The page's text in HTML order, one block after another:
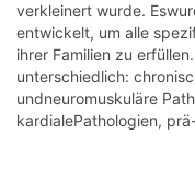
verkleinert wurde.
entwickelt, um alle
ihrer Familien zu
unterschiedlich:
undneuromuskuläre
kardialePathologien,